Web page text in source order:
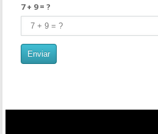
7 + 9 = ?